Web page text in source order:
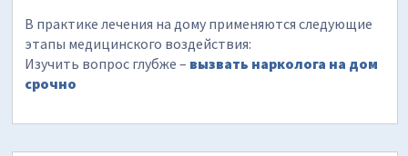
В практике лечения на дому применяются следующие
этапы медицинского воздействия:
Изучить вопрос глубже – вызвать нарколога на дом
срочно